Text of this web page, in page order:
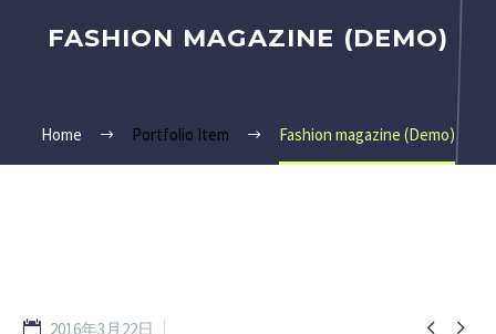
FASHION MAGAZINE (DEMO)
Home Portfolio Item Fashion magazine (Demo)
 
2016年3月22日